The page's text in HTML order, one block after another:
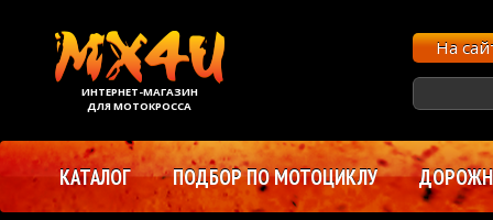
ИНТЕРНЕТ-МАГАЗИН
ДЛЯ МОТОКРОССА
На
КАТАЛОГ ПОДБОР ПО МОТОЦИКЛУ